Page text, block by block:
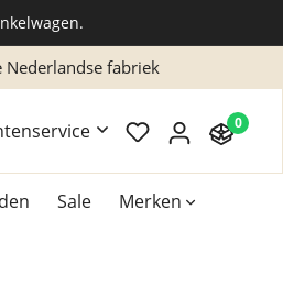
Nederlandse fabriek
0
Sale Merken